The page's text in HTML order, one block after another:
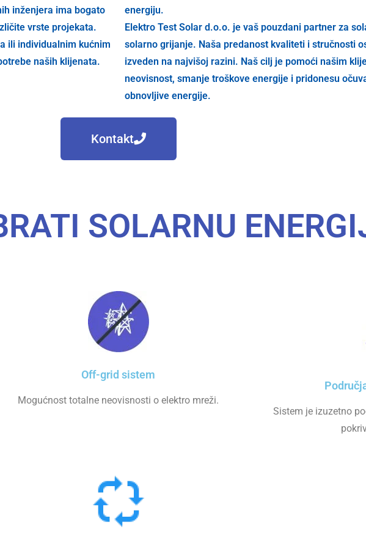
inženjera ima bogato
vrste projekata.
ili individualnim kućnim
naših klijenata.
energiju.
Elektro Test Solar d.o.o. je vaš pouzdani partner za
solarno grijanje. Naša predanost kvaliteti i stručnosti
izveden na najvišoj razini. Naš cilj je pomoći našim
neovisnost, smanje troškove energije i pridonesu
obnovljive energije.
Kontakt
SOLARNU
Off-grid sistem
Mogućnost totalne neovisnosti o elektro mreži.
Sistem je izuzetno